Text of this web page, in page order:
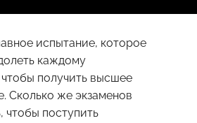
испытание, которое
каждому
получить высшее
Сколько же экзаменов
чтобы поступить